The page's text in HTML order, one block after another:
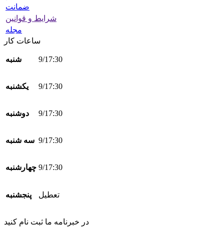
ضمانت
شرایط و قوانین
مجله
ساعات کار
شنبه 9/17:30
یکشنبه 9/17:30
دوشنبه 9/17:30
سه شنبه 9/17:30
چهارشنبه 9/17:30
پنجشنبه تعطیل
در خبرنامه ما ثبت نام کنید